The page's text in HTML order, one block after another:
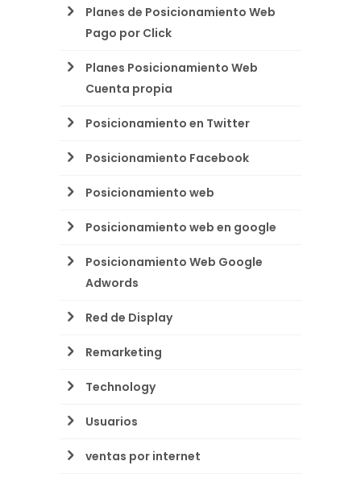
Planes de Posicionamiento Web
Pago por Click
Planes Posicionamiento Web
Cuenta propia
Posicionamiento en Twitter
Posicionamiento Facebook
Posicionamiento web
Posicionamiento web en google
Posicionamiento Web Google
Adwords
Red de Display
Remarketing
Technology
Usuarios
ventas por internet